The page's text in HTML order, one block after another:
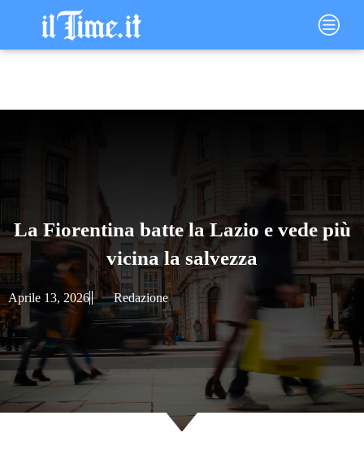
contenuto
Main
Menu
La Fiorentina batte la Lazio e vede più
vicina la salvezza
Aprile 13, 2026 Redazione